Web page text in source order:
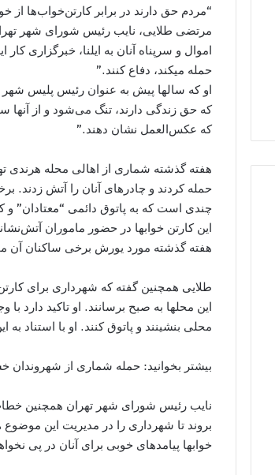
“مردم حق دارند در برابر کارتن‌خواب‌ها از
مرتضی طلایی، نایب رئیس شورای شهر
اموال و سرپناه آنان به ایلنا، خبرگزاری
حمله می​کند، دفاع کنند.”
او که سال​ها پیش به عنوان رئیس پلیس شهر
که حق زندگی دارند، تنگ می‌شود و از
که عکس‌العمل نشان دهند.”
هفته گذشته شماری از اهالی محله هرندی
حمله کردند و چادرهای آنان را آتش زدند.
چندی است که به پاتوق دائمی “معتادان”
این کارتن خواب​ها در حضور ماموران
هفته گذشته مورد یورش برخی ساکنان آن محله قرار
طلایی همچنین گفته که شهرداری برای
این محل​ها به صبح برسانند. او تاکید دارد
محلی بنشینند و پاتوق کنند. او با استناد
بیشتر بخوانید: حمله شماری از شهروندان
نایب رئیس شورای شهر تهران همچنین خطاب
بروند تا شهرداری را در مدیریت این
خواب​ها پیامدهای خوبی برای آنان در پی